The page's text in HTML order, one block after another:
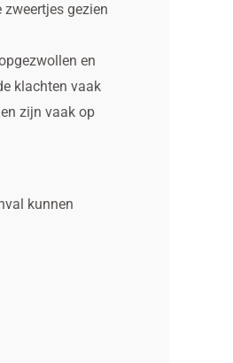
gezien
en
klachten vaak
zijn vaak op
kunnen